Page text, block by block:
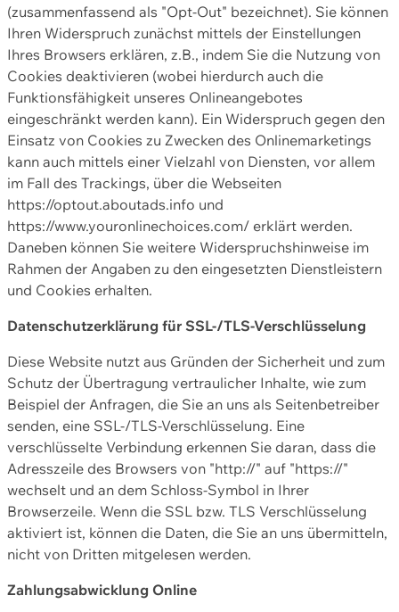
(zusammenfassend als "Opt-Out" bezeichnet). Sie können
Ihren Widerspruch zunächst mittels der Einstellungen
Ihres Browsers erklären, z.B., indem Sie die Nutzung von
Cookies deaktivieren (wobei hierdurch auch die
Funktionsfähigkeit unseres Onlineangebotes
eingeschränkt werden kann). Ein Widerspruch gegen den
Einsatz von Cookies zu Zwecken des Onlinemarketings
kann auch mittels einer Vielzahl von Diensten, vor allem
im Fall des Trackings, über die Webseiten
https://optout.aboutads.info und
https://www.youronlinechoices.com/ erklärt werden.
Daneben können Sie weitere Widerspruchshinweise im
Rahmen der Angaben zu den eingesetzten Dienstleistern
und Cookies erhalten.
Datenschutzerklärung für SSL-/TLS-Verschlüsselung
Diese Website nutzt aus Gründen der Sicherheit und zum
Schutz der Übertragung vertraulicher Inhalte, wie zum
Beispiel der Anfragen, die Sie an uns als Seitenbetreiber
senden, eine SSL-/TLS-Verschlüsselung. Eine
verschlüsselte Verbindung erkennen Sie daran, dass die
Adresszeile des Browsers von "http://" auf "https://"
wechselt und an dem Schloss-Symbol in Ihrer
Browserzeile. Wenn die SSL bzw. TLS Verschlüsselung
aktiviert ist, können die Daten, die Sie an uns übermitteln,
nicht von Dritten mitgelesen werden.
Zahlungsabwicklung Online